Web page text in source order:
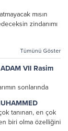
modern olsundu
inananlar/...
mısın
zindanımı
Tümünü Göster
VII Rasim
sonlarında
hoşuma giden
defalarca
yıllarımda
tanınan, en çok
biri olma özelliğini